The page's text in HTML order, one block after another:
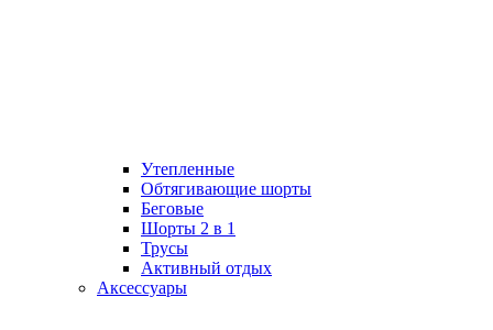
Утепленные
Обтягивающие шорты
Беговые
Шорты 2 в 1
Трусы
Активный отдых
Аксессуары